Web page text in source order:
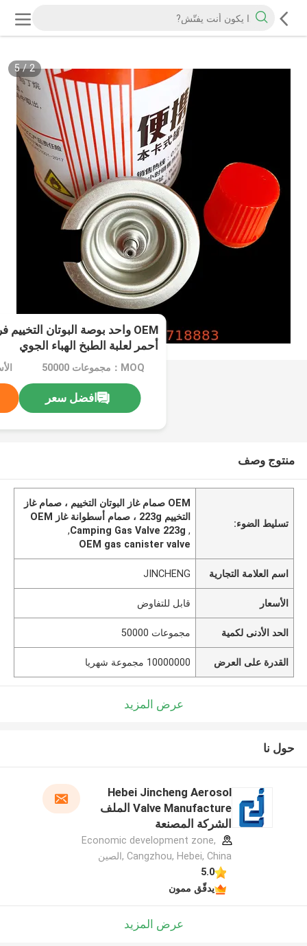
2
/
5
أحمر لعلبة الطبخ الهباء الجوي
MOQ：مجموعات 50000
افضل سعر
منتوج وصف
تسليط الضوء:
OEM صمام غاز البوتان التخييم ، صمام غاز
التخييم 223g ، صمام أسطوانة غاز OEM
,
Camping Gas Valve 223g
,
OEM gas canister valve
اسم العلامة التجارية JINCHENG
الأسعار قابل للتفاوض
الحد الأدنى لكمية مجموعات 50000
القدرة على العرض 10000000 مجموعة شهريا
عرض المزيد
حول نا
Hebei Jincheng Aerosol
Valve Manufacture الملف
الشركة المصنعة
Economic development zone,
Cangzhou, Hebei, China ,الصين
5.0
يدقّق ممون
عرض المزيد